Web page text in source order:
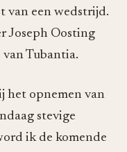
van een wedstrijd.
Joseph Oosting
van Tubantia.
het opnemen van
stevige
ik de komende